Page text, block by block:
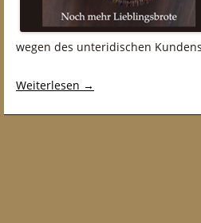
wegen des unteridischen
Weiterlesen →